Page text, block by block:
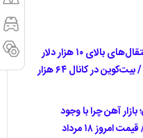
شوک برزیل به بازار رمزارز؛ انتقال‌های بالای ۱۰ هزار دلار
۲۴ ساعت متوقف می‌شوند / بیت‌کوین در کانال ۶۴ هزار
بازار آهن چرا با وجود
۱۸ مرداد